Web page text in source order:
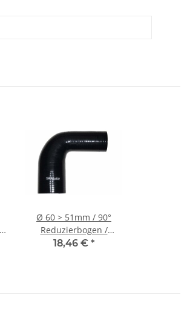
Ø 60 > 51mm / 90°
Reduzierbogen /
Silikonschlauch -
18,46 € *